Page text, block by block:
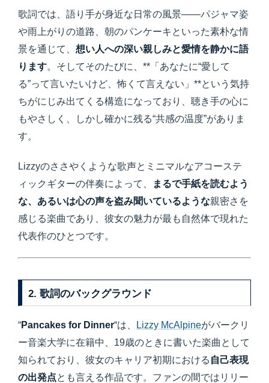
歌詞では、語り手が身近な日常の風景——パジャマ姿
や雨上がりの道路、朝のパンケーキといった素朴な情
景を通じて、 想い人への深い親しみと愛情を静かに語
ります。そしてそのたびに、**「あなたに“愛して
る”って言いたいけど、怖くて言えない」**という気持
ちがにじみ出てくる構造になっており、聴き手の心に
もやさしく、しかし確かに残る“共感の温度”がありま
す。
Lizzyのささやくような歌声とミニマルなアコーステ
ィックギターの伴奏によって、
まるで手紙を読むよう
な、あるいは心の声を盗み聞いているような親密さを
感じる楽曲であり、彼女の魅力が最も自然体で現れた
代表作のひとつです。
2. 歌詞のバックグラウンド
“Pancakes for Dinner“は、 Lizzy McAlpineがバークリ
ー音楽大学に在籍中、19歳のときに書いた楽曲として
知られており、彼女のキャリア初期における 自己表現
の出発点とも言える作品です。ファンの間ではリリー